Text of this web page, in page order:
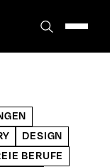
DESIGN
BERUFE